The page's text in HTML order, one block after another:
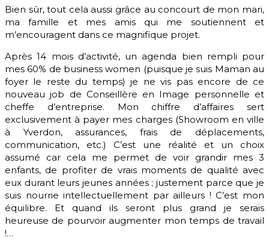
Bien sûr, tout cela aussi grâce au concourt de mon mari,
ma famille et mes amis qui me soutiennent et
m’encouragent dans ce magnifique projet.
Après 14 mois d’activité, un agenda bien rempli pour
mes 60% de business women (puisque je suis Maman au
foyer le reste du temps) je ne vis pas encore de ce
nouveau job de Conseillère en Image personnelle et
cheffe d’entreprise. Mon chiffre d’affaires sert
exclusivement à payer mes charges (Showroom en ville
à Yverdon, assurances, frais de déplacements,
communication, etc.) C’est une réalité et un choix
assumé car cela me permet de voir grandir mes 3
enfants, de profiter de vrais moments de qualité avec
eux durant leurs jeunes années ; justement parce que je
suis nourrie intellectuellement par ailleurs ! C’est mon
équilibre. Et quand ils seront plus grand je serais
heureuse de pourvoir augmenter mon temps de travail
!…